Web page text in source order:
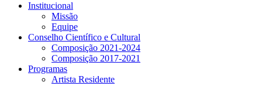
Institucional
Missão
Equipe
Conselho Científico e Cultural
Composição 2021-2024
Composição 2017-2021
Programas
Artista Residente